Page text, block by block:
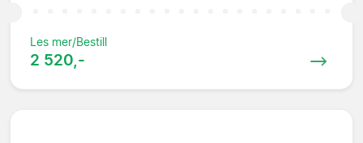
Les mer/Bestill
2 520,-